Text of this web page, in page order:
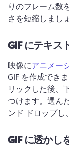
りのフレーム数
さを短縮しましょ
GIF にテキス
映像にアニメー
GIF を作成できま
リックした後、
つけます。選ん
ンド ドロップし
GIF に透かし